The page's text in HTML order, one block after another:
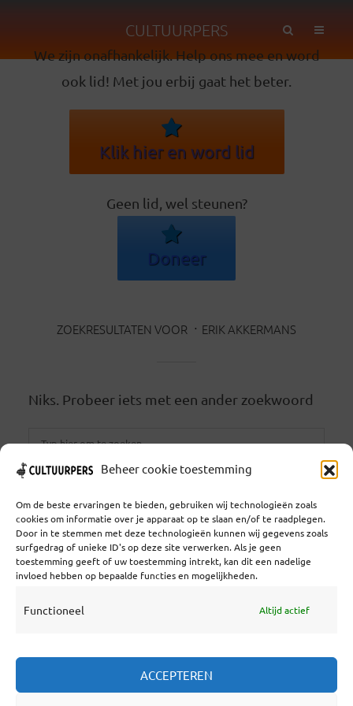
Beheer cookie toestemming
Om de beste ervaringen te bieden, gebruiken wij technologieën zoals
cookies om informatie over je apparaat op te slaan en/of te raadplegen.
Door in te stemmen met deze technologieën kunnen wij gegevens zoals
surfgedrag of unieke ID's op deze site verwerken. Als je geen
toestemming geeft of uw toestemming intrekt, kan dit een nadelige
invloed hebben op bepaalde functies en mogelijkheden.
Functioneel Altijd actief
ACCEPTEREN
CULTUURPERS
We zijn onafhankelijk. Help ons mee en word
ook lid! Met jou erbij gaat het beter.
Klik hier en word lid
Geen lid, wel steunen?
Doneer
ZOEKRESULTATEN VOOR ERIK AKKERMANS
Niks. Probeer iets met een ander zoekwoord
Coöperatief Cultureel Persbureau U.A. | Salzburg 29 |
3524KS Utrecht | KvK: 55573592 |Btw: